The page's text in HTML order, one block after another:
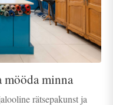
mööda minna
rätsepakunst ja